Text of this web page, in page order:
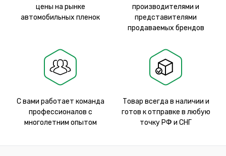
цены на рынке
автомобильных пленок
производителями и
представителями
продаваемых брендов
С вами работает команда
профессионалов с
многолетним опытом
Товар всегда в наличии и
готов к отправке в любую
точку РФ и СНГ